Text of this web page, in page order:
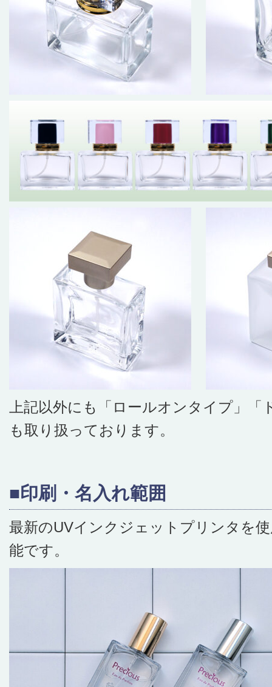
上記以外にも「ロールオンタイプ」
も取り扱っております。
■印刷・名入れ範囲
最新のUVインクジェットプリンタを
能です。